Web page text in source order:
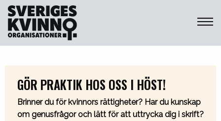
Sveriges Kvinnoorganisationer
GÖR PRAKTIK HOS OSS I HÖST!
Brinner du för kvinnors rättigheter? Har du kunskap
om genusfrågor och lätt för att uttrycka dig i skrift?